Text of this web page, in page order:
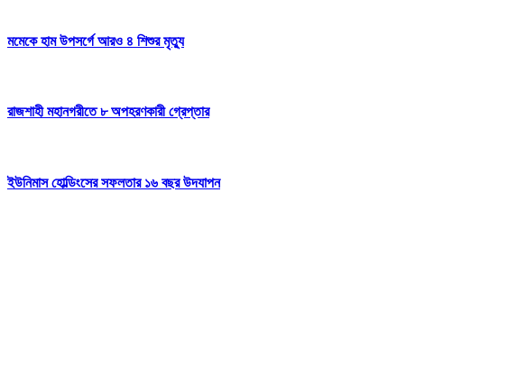
মমেকে হাম উপসর্গে আরও ৪ শিশুর মৃত্যু
রাজশাহী মহানগরীতে ৮ অপহরণকারী গ্রেপ্তার
ইউনিমাস হোল্ডিংসের সফলতার ১৬ বছর উদযাপন